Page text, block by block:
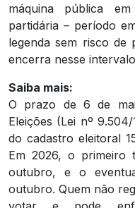
máquina pública
partidária – período
legenda sem risco de
encerra nesse
Saiba mais:
O prazo de 6 de
Eleições (Lei nº
do cadastro eleitoral
Em 2026, o primeiro
outubro, e o
outubro. Quem não